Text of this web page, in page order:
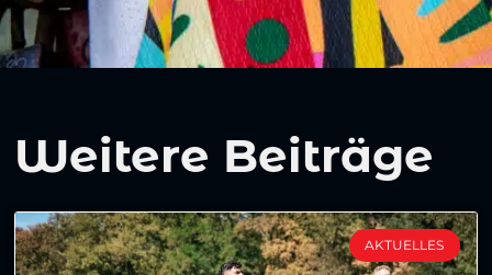
Weitere Beiträge
AKTUELLES